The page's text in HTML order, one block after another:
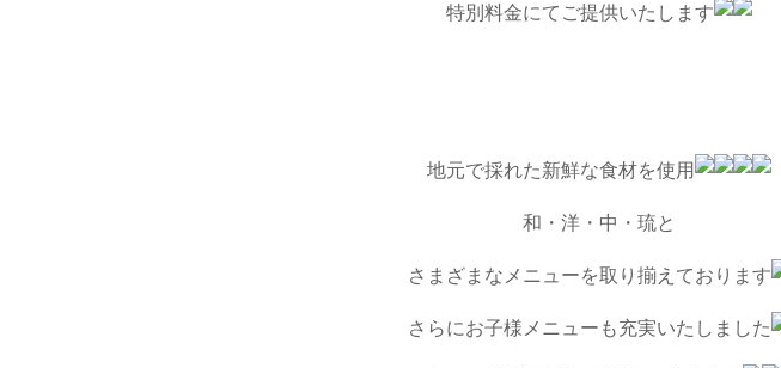
特別料金にてご提供いたします
地元で採れた新鮮な食材を使用
和・洋・中・琉と
さまざまなメニューを取り揃えております
さらにお子様メニューも充実いたしました